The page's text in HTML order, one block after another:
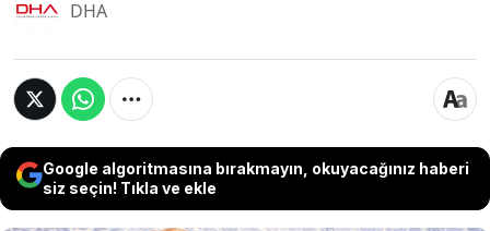
DHA
Google algoritmasına bırakmayın, okuyacağınız haberi
siz seçin! Tıkla ve ekle